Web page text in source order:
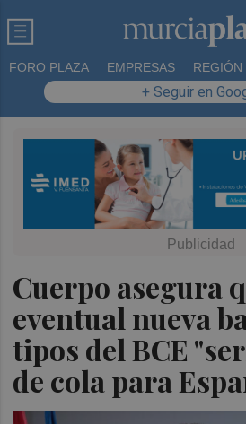
FORO PLAZA EMPRESAS REGIÓN
+ Seguir en
Cuerpo asegura
eventual nueva
tipos del BCE
de cola para